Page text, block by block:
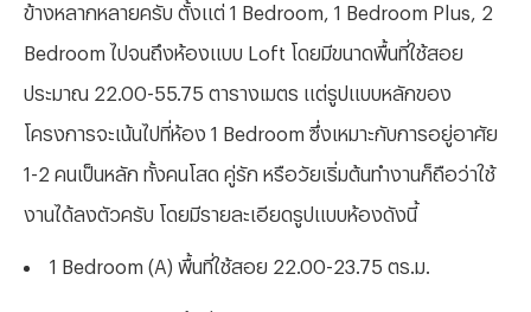
ข้างหลากหลายครับ ตั้งแต่ 1 Bedroom, 1 Bedroom Plus, 2
Bedroom ไปจนถึงห้องแบบ Loft โดยมีขนาดพื้นที่ใช้สอย
ประมาณ 22.00-55.75 ตารางเมตร แต่รูปแบบหลักของ
โครงการจะเน้นไปที่ห้อง 1 Bedroom ซึ่งเหมาะกับการอยู่อาศัย
1-2 คนเป็นหลัก ทั้งคนโสด คู่รัก หรือวัยเริ่มต้นทำงานก็ถือว่าใช้
งานได้ลงตัวครับ โดยมีรายละเอียดรูปแบบห้องดังนี้
1 Bedroom (A) พื้นที่ใช้สอย 22.00-23.75 ตร.ม.